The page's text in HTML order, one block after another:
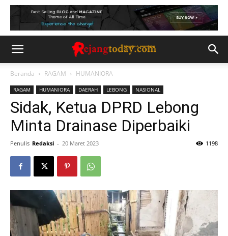
Beranda RAGAM HUMANIORA
RAGAM HUMANIORA DAERAH LEBONG NASIONAL
Sidak, Ketua DPRD Lebong
Minta Drainase Diperbaiki
Penulis Redaksi - 20 Maret 2023 1198